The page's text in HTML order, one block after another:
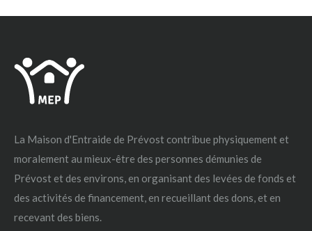
La Maison d'Entraide de Prévost contribue physiquement et
moralement au mieux-être des personnes démunies de
Prévost et des environs, en organisant des levées de fonds et
des activités de financement, en recueillant des dons, et en
recevant des biens.